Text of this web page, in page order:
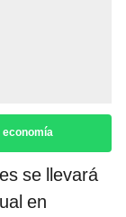
economía
se llevará
en